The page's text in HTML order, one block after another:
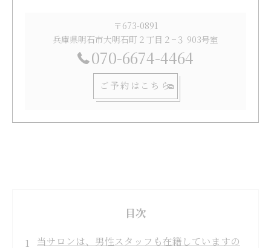
〒673-0891
兵庫県明石市大明石町２丁目２−３ 903号室
070-6674-4464
ご予約はこちら
目次
当サロンは、男性スタッフも在籍していますの